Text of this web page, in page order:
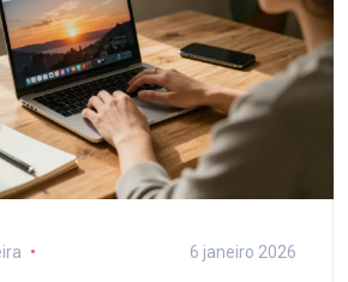
6 janeiro 2026